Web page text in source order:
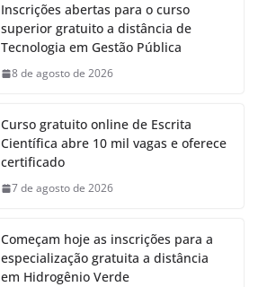
Inscrições abertas para o curso
superior gratuito a distância de
Tecnologia em Gestão Pública
8 de agosto de 2026
Curso gratuito online de Escrita
Científica abre 10 mil vagas e oferece
certificado
7 de agosto de 2026
Começam hoje as inscrições para a
especialização gratuita a distância
em Hidrogênio Verde